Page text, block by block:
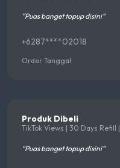
“Puas banget topup disini”
+6287****02018
Order Tanggal
Produk Dibeli
TikTok Views | 30 Days
“Puas banget topup disini”